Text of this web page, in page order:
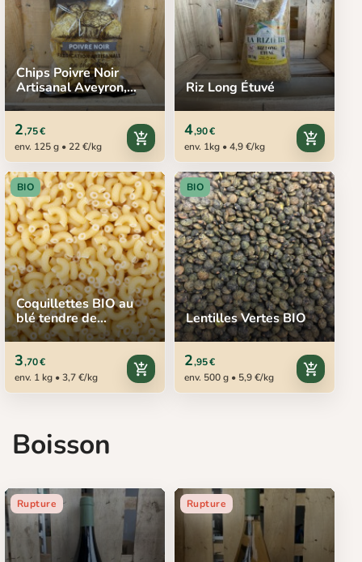
Chips Poivre Noir
Artisanal Aveyron,
125 g
2,75 €
env. 125 g • 22 €/kg
add_shopping_cart
Riz Long Étuvé
4,90 €
env. 1kg • 4,9 €/kg
add_shopping_cart
BIO
Coquillettes BIO au
blé tendre de
Toulouse intramuros, 1
kg
3,70 €
env. 1 kg • 3,7 €/kg
add_shopping_cart
BIO
Lentilles Vertes BIO
2,95 €
env. 500 g • 5,9 €/kg
add_shopping_cart
Boisson
Rupture Rupture